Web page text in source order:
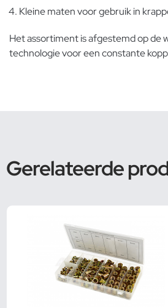
Kleine maten voor gebruik in
Het assortiment is afgestemd op de
technologie voor een constante
Gerelateerde